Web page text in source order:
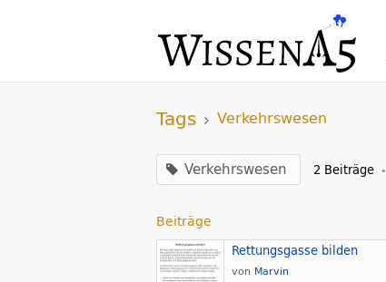
Tags Verkehrswesen
Verkehrswesen 2 Beiträge •
Beiträge
Rettungsgasse bilden
von Marvin